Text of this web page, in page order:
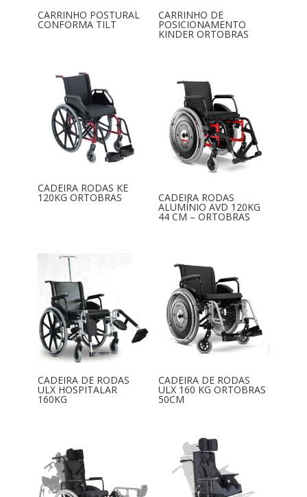
CARRINHO POSTURAL
CONFORMA TILT
CARRINHO DE
POSICIONAMENTO
KINDER ORTOBRAS
CADEIRA RODAS KE
120KG ORTOBRAS CADEIRA RODAS
ALUMÍNIO AVD 120KG
44 CM – ORTOBRAS
CADEIRA DE RODAS
ULX HOSPITALAR
160KG
CADEIRA DE RODAS
ULX 160 KG ORTOBRAS
50CM